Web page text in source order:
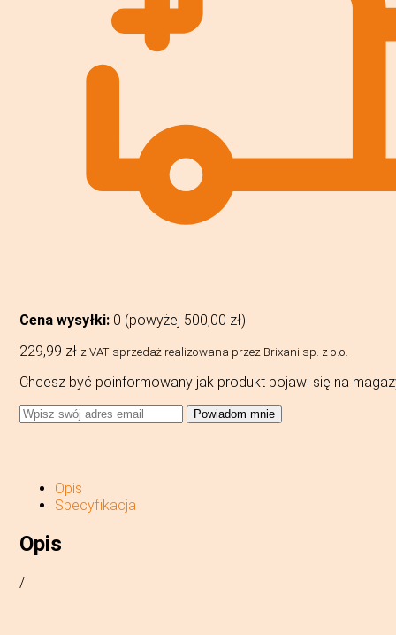
Cena wysyłki: 0 (powyżej 500,00 zł)
229,99 zł z VAT sprzedaż realizowana przez Brixani sp. z o.o.
Chcesz być poinformowany jak produkt pojawi się na
Powiadom mnie
Opis
Specyfikacja
Opis
/